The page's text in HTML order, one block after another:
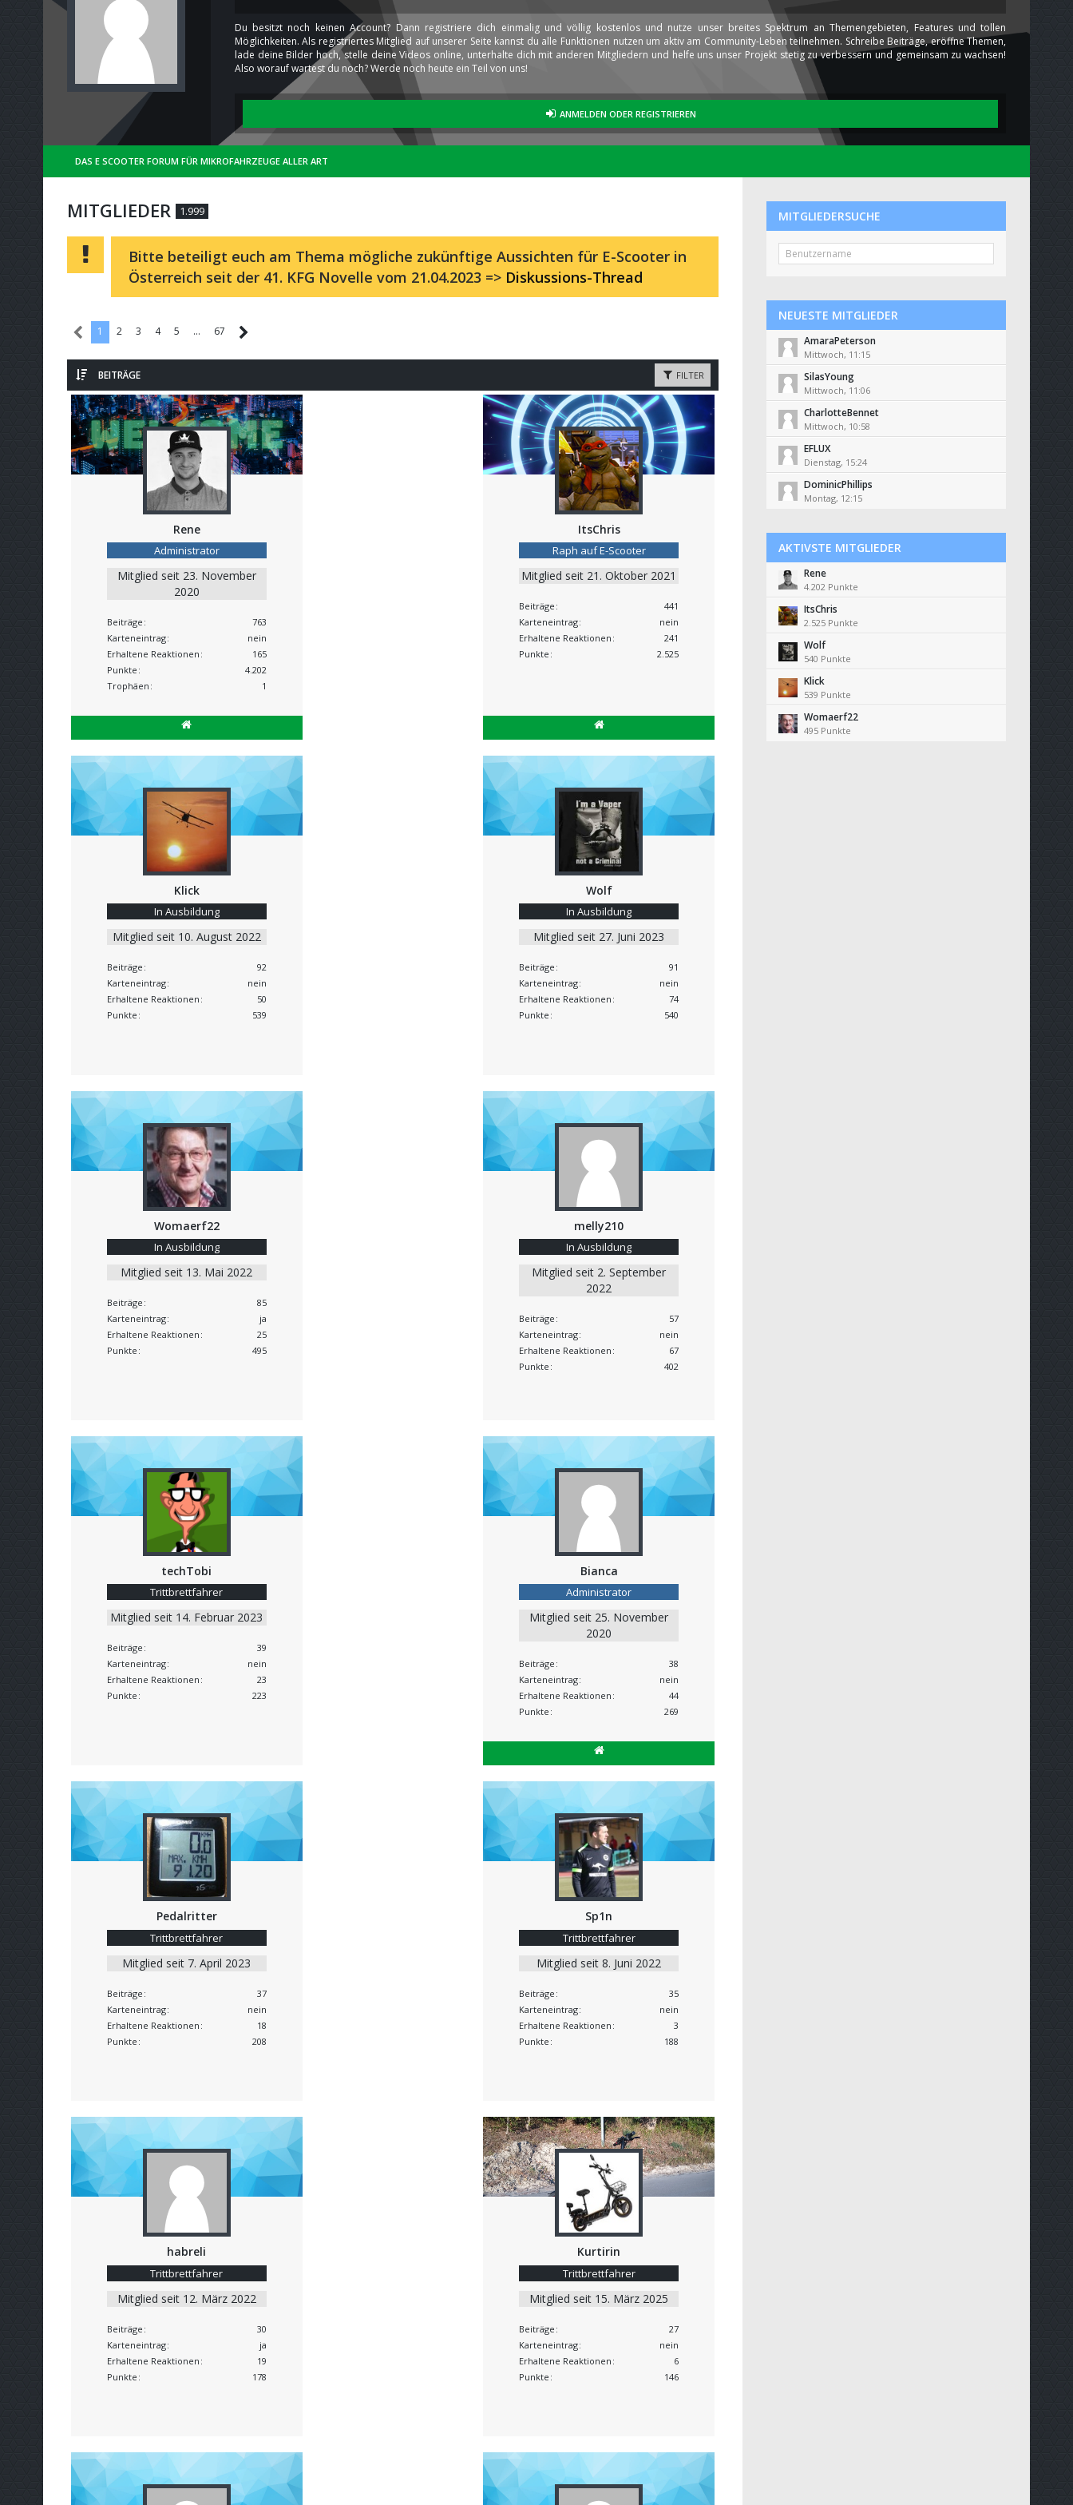
Du besitzt noch keinen Account? Dann registriere dich einmalig und völlig kostenlos und nutze unser breites Spektrum an Themengebieten, Features und tollen
Möglichkeiten. Als registriertes Mitglied auf unserer Seite kannst du alle Funktionen nutzen um aktiv am Community-Leben teilnehmen. Schreibe Beiträge, eröffne Themen,
lade deine Bilder hoch, stelle deine Videos online, unterhalte dich mit anderen Mitgliedern und helfe uns unser Projekt stetig zu verbessern und gemeinsam zu wachsen!
Also worauf wartest du noch? Werde noch heute ein Teil von uns!
ANMELDEN ODER REGISTRIEREN
DAS E SCOOTER FORUM FÜR MIKROFAHRZEUGE ALLER ART
MITGLIEDER 1.999
Bitte beteiligt euch am Thema mögliche zukünftige Aussichten für E-Scooter in
Österreich seit der 41. KFG Novelle vom 21.04.2023 => Diskussions-Thread
1 2 3 4 5 … 67
BEITRÄGE FILTER
Rene
Administrator
Mitglied seit 23. November
2020
Beiträge
763
Karteneintrag
nein
Erhaltene Reaktionen
165
Punkte
4.202
Trophäen
1
ItsChris
Raph auf E-Scooter
Mitglied seit 21. Oktober 2021
Beiträge
441
Karteneintrag
nein
Erhaltene Reaktionen
241
Punkte
2.525
Klick
In Ausbildung
Mitglied seit 10. August 2022
Beiträge
92
Karteneintrag
nein
Erhaltene Reaktionen
50
Punkte
539
Wolf
In Ausbildung
Mitglied seit 27. Juni 2023
Beiträge
91
Karteneintrag
nein
Erhaltene Reaktionen
74
Punkte
540
Womaerf22
In Ausbildung
Mitglied seit 13. Mai 2022
Beiträge
85
Karteneintrag
ja
Erhaltene Reaktionen
25
Punkte
495
melly210
In Ausbildung
Mitglied seit 2. September
2022
Beiträge
57
Karteneintrag
nein
Erhaltene Reaktionen
67
Punkte
402
techTobi
Trittbrettfahrer
Mitglied seit 14. Februar 2023
Beiträge
39
Karteneintrag
nein
Erhaltene Reaktionen
23
Punkte
223
Bianca
Administrator
Mitglied seit 25. November
2020
Beiträge
38
Karteneintrag
nein
Erhaltene Reaktionen
44
Punkte
269
Pedalritter
Trittbrettfahrer
Mitglied seit 7. April 2023
Beiträge
37
Karteneintrag
nein
Erhaltene Reaktionen
18
Punkte
208
Sp1n
Trittbrettfahrer
Mitglied seit 8. Juni 2022
Beiträge
35
Karteneintrag
nein
Erhaltene Reaktionen
3
Punkte
188
habreli
Trittbrettfahrer
Mitglied seit 12. März 2022
Beiträge
30
Karteneintrag
ja
Erhaltene Reaktionen
19
Punkte
178
Kurtirin
Trittbrettfahrer
Mitglied seit 15. März 2025
Beiträge
27
Karteneintrag
nein
Erhaltene Reaktionen
6
Punkte
146
MITGLIEDERSUCHE
NEUESTE MITGLIEDER
AmaraPeterson
Mittwoch, 11:15
SilasYoung
Mittwoch, 11:06
CharlotteBennet
Mittwoch, 10:58
EFLUX
Dienstag, 15:24
DominicPhillips
Montag, 12:15
AKTIVSTE MITGLIEDER
Rene
4.202 Punkte
ItsChris
2.525 Punkte
Wolf
540 Punkte
Klick
539 Punkte
Womaerf22
495 Punkte